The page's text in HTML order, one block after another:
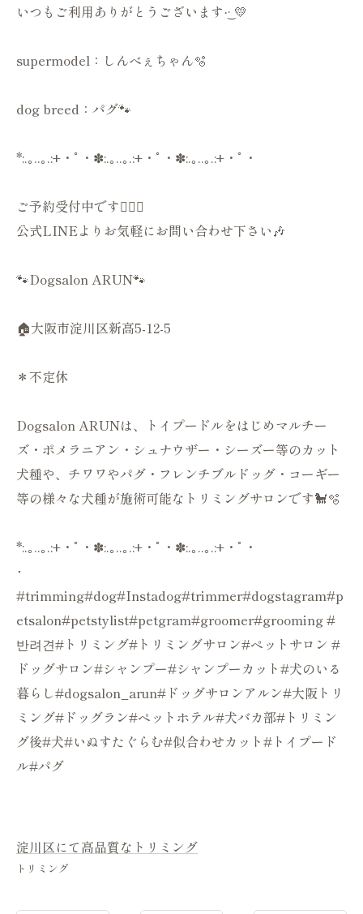
いつもご利用ありがとうございます·͜· 💛
supermodel：しんべぇちゃん🫧
dog breed：パグ🐾
*:.｡..｡.:+・ﾟ・✽:.｡..｡.:+・ﾟ・✽:.｡..｡.:+・ﾟ・
ご予約受付中です💁🏻‍♀️
公式LINEよりお気軽にお問い合わせ下さい🎶
🐾Dogsalon ARUN🐾
🏠大阪市淀川区新高5-12-5
＊不定休
Dogsalon ARUNは、トイプードルをはじめマルチー
ズ・ポメラニアン・シュナウザー・シーズー等のカット
犬種や、チワワやパグ・フレンチブルドッグ・コーギー
等の様々な犬種が施術可能なトリミングサロンです🐩🫧
*:.｡..｡.:+・ﾟ・✽:.｡..｡.:+・ﾟ・✽:.｡..｡.:+・ﾟ・
･
#trimming#dog#Instadog#trimmer#dogstagram#p
etsalon#petstylist#petgram#groomer#grooming #
반려견#トリミング#トリミングサロン#ペットサロン #
ドッグサロン#シャンプー#シャンプーカット#犬のいる
暮らし#dogsalon_arun#ドッグサロンアルン#大阪トリ
ミング#ドッグラン#ペットホテル#犬バカ部#トリミン
グ後#犬#いぬすたぐらむ#似合わせカット#トイプード
ル#パグ
淀川区にて高品質なトリミング
トリミング